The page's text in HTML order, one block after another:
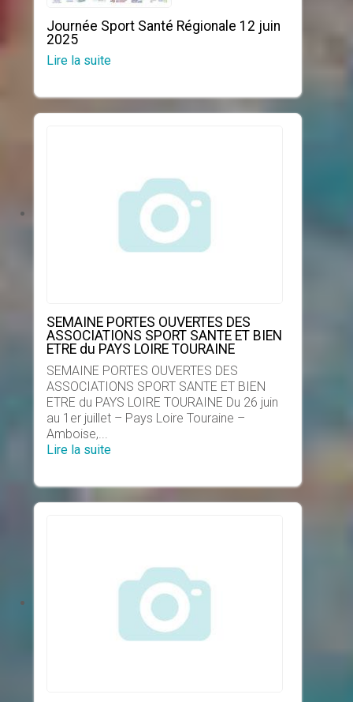
Journée Sport Santé Régionale 12 juin
2025
Lire la suite
SEMAINE PORTES OUVERTES DES
ASSOCIATIONS SPORT SANTE ET BIEN
ETRE du PAYS LOIRE TOURAINE
SEMAINE PORTES OUVERTES DES
ASSOCIATIONS SPORT SANTE ET BIEN
ETRE du PAYS LOIRE TOURAINE Du 26 juin
au 1er juillet – Pays Loire Touraine –
Amboise,...
Lire la suite